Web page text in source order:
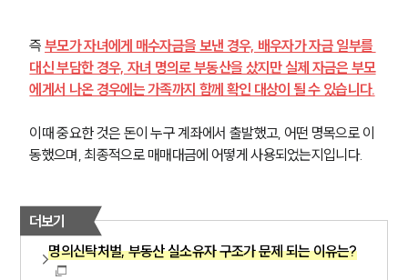
즉 부모가 자녀에게 매수자금을 보낸 경우, 배우자가 자금 일부를
대신 부담한 경우, 자녀 명의로 부동산을 샀지만 실제 자금은 부모
에게서 나온 경우에는 가족까지 함께 확인 대상이 될 수 있습니다.
이때 중요한 것은 돈이 누구 계좌에서 출발했고, 어떤 명목으로 이
동했으며, 최종적으로 매매대금에 어떻게 사용되었는지입니다.
더보기
명의신탁처벌, 부동산 실소유자 구조가 문제 되는 이유는?